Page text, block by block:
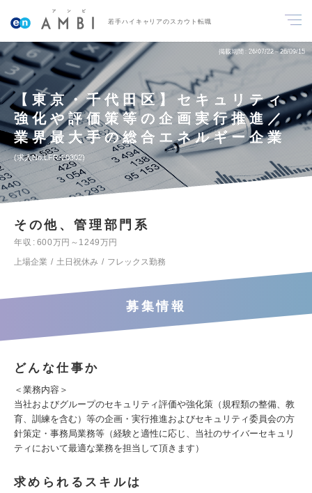
若手ハイキャリアのスカウト転職
掲載期間 26/07/22～26/09/15
【東京・千代田区】セキュリティ
強化や評価策等の企画実行推進／
業界最大手の総合エネルギー企業
求人No.LFR-20302
その他、管理部門系
年収
600万円～1249万円
上場企業
土日祝休み フレックス勤務
募集情報
どんな仕事か
＜業務内容＞
当社およびグループのセキュリティ評価や強化策（規程類の整備、教
育、訓練を含む）等の企画・実行推進およびセキュリティ委員会の方
針策定・事務局業務等（経験と適性に応じ、当社のサイバーセキュリ
ティにおいて最適な業務を担当して頂きます）
求められるスキルは